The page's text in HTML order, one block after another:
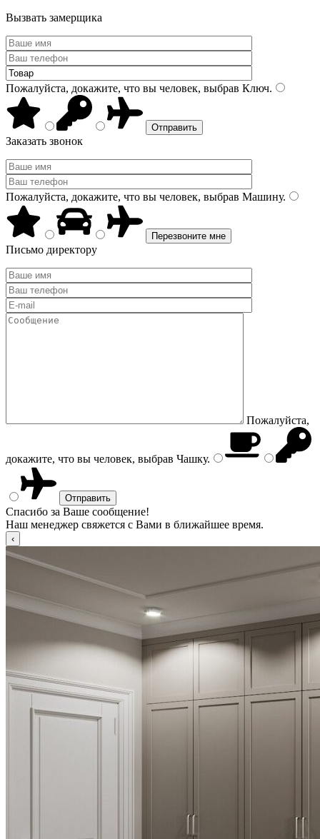
Вызвать замерщика
Пожалуйста, докажите, что вы человек, выбрав Ключ.
Заказать звонок
Пожалуйста, докажите, что вы человек, выбрав Машину.
Письмо директору
Пожалуйста,
докажите, что вы человек, выбрав Чашку.
Спасибо за Ваше сообщение!
Наш менеджер свяжется с Вами в ближайшее время.